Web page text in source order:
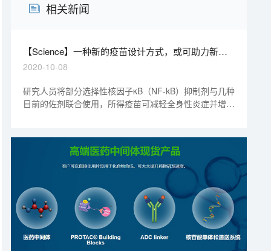
相关新闻
【Science】一种新的疫苗设计方式，或可助力新冠
疫苗研发
2020-10-08
研究人员将部分选择性核因子κB（NF-kB）抑制剂与几种
目前的佐剂联合使用，所得疫苗可减轻全身性炎症并增强
最终也可以用于开发新冠疫苗.